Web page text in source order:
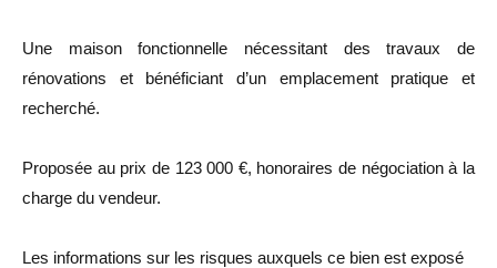
Une maison fonctionnelle nécessitant des travaux de
rénovations et bénéficiant d’un emplacement pratique et
recherché.
Proposée au prix de 123 000 €, honoraires de négociation à la
charge du vendeur.
Les informations sur les risques auxquels ce bien est exposé